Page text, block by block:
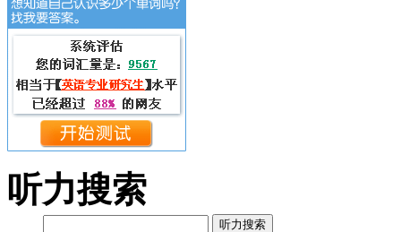
听力搜索
听力搜索